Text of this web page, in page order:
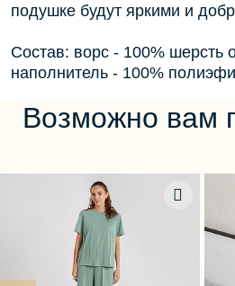
подушке будут яркими и
Состав: ворс - 100% шерсть
наполнитель - 100%
Возможно вам